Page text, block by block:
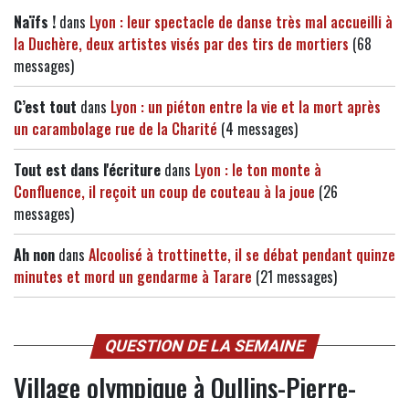
Naïfs ! dans Lyon : leur spectacle de danse très mal accueilli à
la Duchère, deux artistes visés par des tirs de mortiers (68
messages)
C’est tout dans Lyon : un piéton entre la vie et la mort après
un carambolage rue de la Charité (4 messages)
Tout est dans l'écriture dans Lyon : le ton monte à
Confluence, il reçoit un coup de couteau à la joue (26
messages)
Ah non dans Alcoolisé à trottinette, il se débat pendant quinze
minutes et mord un gendarme à Tarare (21 messages)
QUESTION DE LA SEMAINE
Village olympique à Oullins-Pierre-